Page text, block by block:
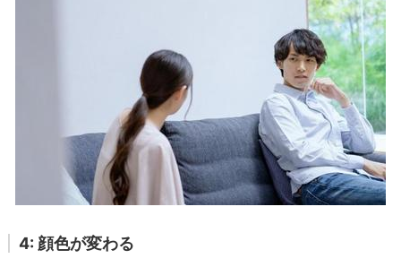
4: 顔色が変わる